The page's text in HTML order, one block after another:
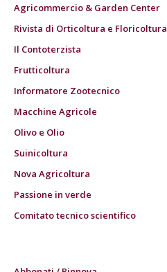
Agricommercio & Garden Center
Rivista di Orticoltura e Floricoltura
Il Contoterzista
Frutticoltura
Informatore Zootecnico
Macchine Agricole
Olivo e Olio
Suinicoltura
Nova Agricoltura
Passione in verde
Comitato tecnico scientifico